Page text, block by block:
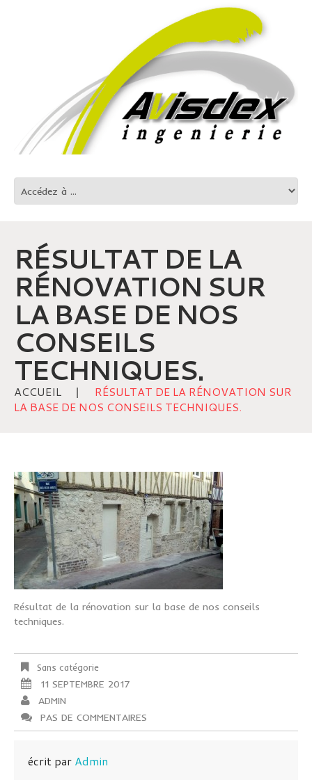
RÉSULTAT DE LA
RÉNOVATION SUR
LA BASE DE NOS
CONSEILS
TECHNIQUES.
ACCUEIL
RÉSULTAT DE LA RÉNOVATION SUR
LA BASE DE NOS CONSEILS TECHNIQUES.
Résultat de la rénovation sur la base de nos conseils
techniques.
Sans catégorie
11 SEPTEMBRE 2017
ADMIN
PAS DE COMMENTAIRES
écrit par Admin